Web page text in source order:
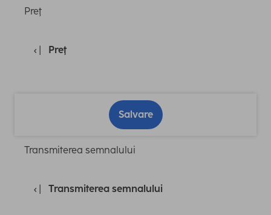
Preţ
Preţ
Salvare
Transmiterea semnalului
Transmiterea semnalului